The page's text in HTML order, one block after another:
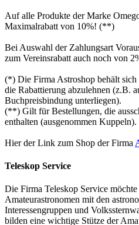
Auf alle Produkte der Marke
Maximalrabatt von 10%! (**)
Bei Auswahl der Zahlungsart
zum Vereinsrabatt auch noch von
(*) Die Firma Astroshop behält
die Rabattierung abzulehnen (z.B.
Buchpreisbindung unterliegen).
(**) Gilt für Bestellungen, die
enthalten (ausgenommen Kuppeln).
Hier der Link zum Shop der Firma
Teleskop Service
Die Firma Teleskop Service
Amateurastronomen mit den
Interessengruppen und
bilden eine wichtige Stütze der